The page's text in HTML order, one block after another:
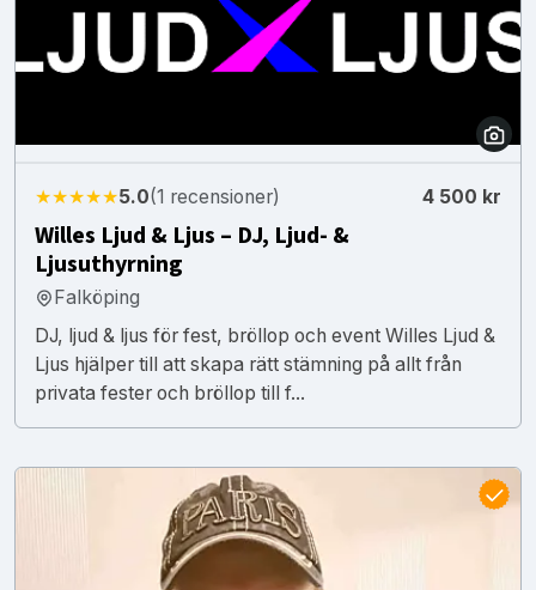
★★★★★5.0(1 recensioner) 4 500 kr
Willes Ljud & Ljus – DJ, Ljud- &
Ljusuthyrning
Falköping
DJ, ljud & ljus för fest, bröllop och event Willes Ljud &
Ljus hjälper till att skapa rätt stämning på allt från
privata fester och bröllop till f...